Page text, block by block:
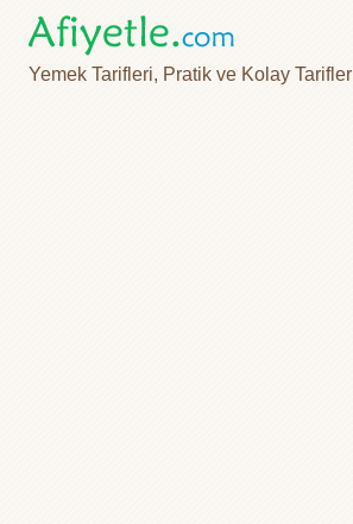
Yemek Tarifleri, Pratik ve Kolay Tarifler